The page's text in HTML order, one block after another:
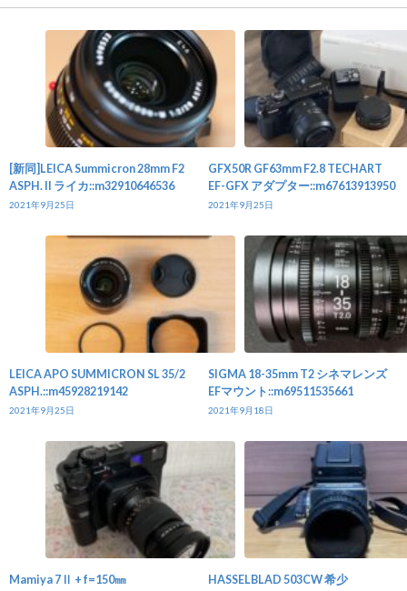
[新同]LEICA Summicron 28mm F2
ASPH. II ライカ::m32910646536
2021年9月25日
GFX50R GF63mm F2.8 TECHART
EF-GFX アダプター::m67613913950
2021年9月25日
LEICA APO SUMMICRON SL 35/2
ASPH.::m45928219142
2021年9月25日
SIGMA 18-35mm T2 シネマレンズ
EFマウント::m69511535661
2021年9月18日
Mamiya 7Ⅱ + f=150㎜
HASSELBLAD 503CW 希少